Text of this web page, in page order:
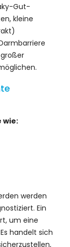
Gut-
kleine
wie:
werden
Ein
um eine
handelt sich